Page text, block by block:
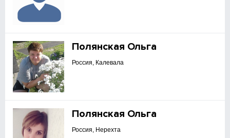
Полянская Ольга
Россия, Калевала
Полянская Ольга
Россия, Нерехта